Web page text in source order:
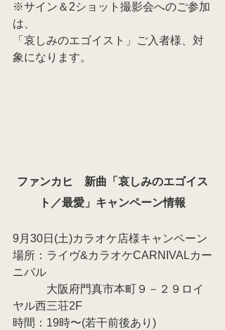
※サイン＆2ショット撮影会へのご参加
は、
「哀しみのエゴイスト」ご入者様、対
象になります。
ファンカヒ　新曲「哀しみのエゴイス
ト／最愛」キャンペーン情報
9月30日(土)カラオケ店様キャンペーン
場所：ライヴ&カラオケCARNIVALカー
ニバル
大阪府門真市本町９－２９ロイ
ヤル西三荘2F
時間：19時〜(若干前後あり)